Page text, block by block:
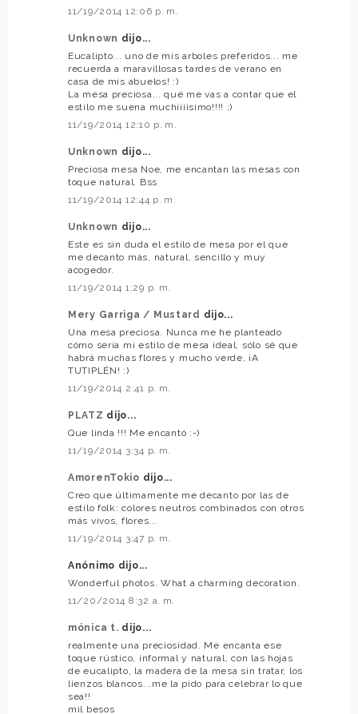
11/19/2014 12:06 p. m.
Unknown dijo...
Eucalipto... uno de mis arboles preferidos... me
recuerda a maravillosas tardes de verano en
casa de mis abuelos! :)
La mesa preciosa... qué me vas a contar que el
estilo me suena muchíiiisimo!!!! ;)
11/19/2014 12:10 p. m.
Unknown dijo...
Preciosa mesa Noe, me encantan las mesas con
toque natural. Bss
11/19/2014 12:44 p. m.
Unknown dijo...
Este es sin duda el estilo de mesa por el que
me decanto más, natural, sencillo y muy
acogedor.
11/19/2014 1:29 p. m.
Mery Garriga / Mustard dijo...
Una mesa preciosa. Nunca me he planteado
cómo sería mi estilo de mesa ideal, sólo sé que
habrá muchas flores y mucho verde, ¡A
TUTIPLÉN! :)
11/19/2014 2:41 p. m.
PLATZ dijo...
Que linda !!! Me encantó :-)
11/19/2014 3:34 p. m.
AmorenTokio dijo...
Creo que últimamente me decanto por las de
estilo folk: colores neutros combinados con otros
más vivos, flores...
11/19/2014 3:47 p. m.
Anónimo dijo...
Wonderful photos. What a charming decoration.
11/20/2014 8:32 a. m.
mónica t. dijo...
realmente una preciosidad. Me encanta ese
toque rústico, informal y natural, con las hojas
de eucalipto, la madera de la mesa sin tratar, los
lienzos blancos...me la pido para celebrar lo que
sea!!
mil besos